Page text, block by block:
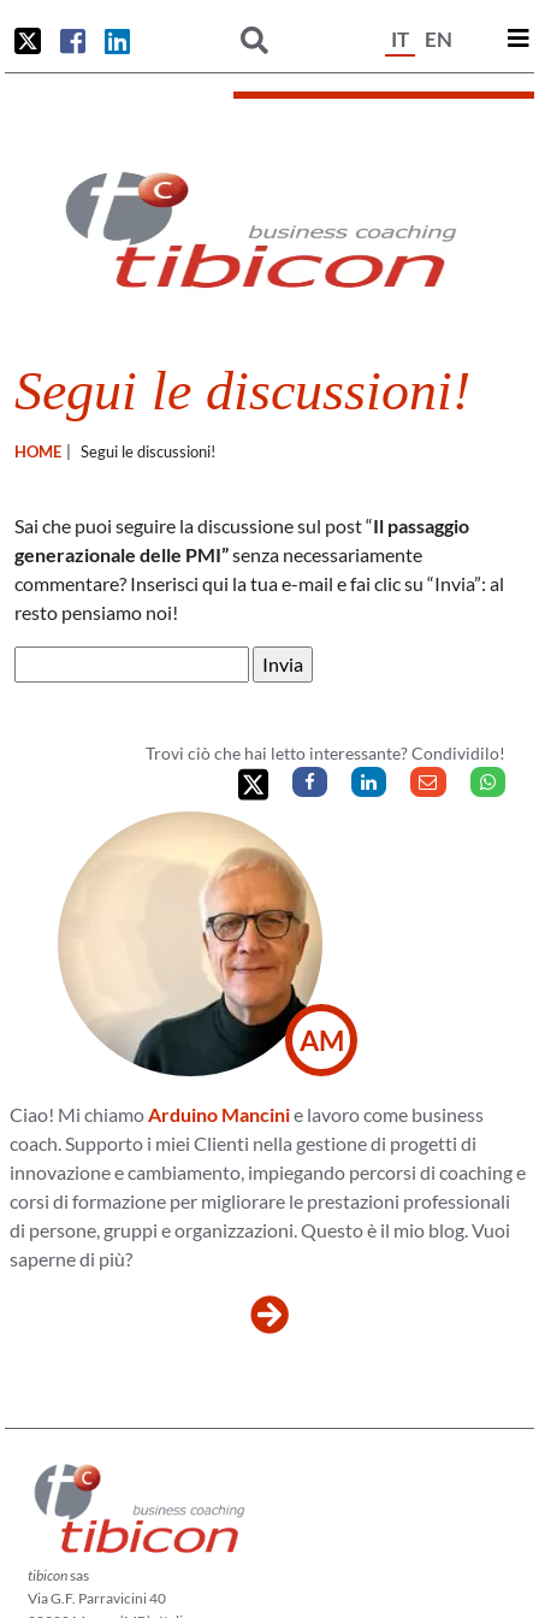
IT EN
Segui le discussioni!
HOME Segui le discussioni!
Sai che puoi seguire la discussione sul post “Il passaggio
generazionale delle PMI”senza necessariamente
commentare? Inserisci qui la tua e-mail e fai clic su “Invia”: al
resto pensiamo noi!
Trovi ciò che hai letto interessante? Condividilo!
AM
Ciao! Mi chiamo Arduino Mancinie lavoro come business
coach. Supporto i miei Clienti nella gestione di progetti di
innovazione e cambiamento, impiegando percorsi di coaching e
corsi di formazione per migliorare le prestazioni professionali
di persone, gruppi e organizzazioni. Questo è il mio blog. Vuoi
saperne di più?
tibiconsas
Via G.F. Parravicini 40